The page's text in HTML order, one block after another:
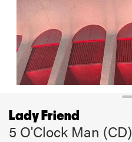
Lady Friend
5 O'Clock Man (CD)